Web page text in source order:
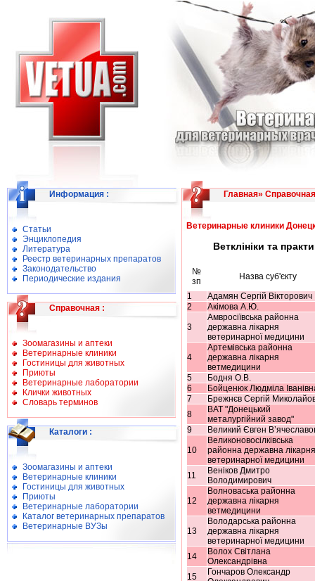
Информация :
Статьи
Энциклопедия
Литература
Реестр ветеринарных препаратов
Законодательство
Периодические издания
Справочная :
Зоомагазины и аптеки
Ветеринарные клиники
Гостиницы для животных
Приюты
Ветеринарные лаборатории
Клички животных
Словарь терминов
Каталоги :
Зоомагазины и аптеки
Ветеринарные клиники
Гостиницы для животных
Приюты
Ветеринарные лаборатории
Каталог ветеринарных препаратов
Ветеринарные ВУЗы
Главная» Справочная
Ветеринарные клиники
Ветклініки та
№
зп
Назва суб'єкту
1
Адамян Сергій Вікторович
2
Акімова А.Ю.
3
Амвросіївська районна
державна лікарня
ветеринарної медицини
4
Артемівська районна
державна лікарня
ветмедицини
5
Бодня О.В.
6
Бойценюк Людміла
7
Брежнєв Сергій
8
ВАТ "Донецький
металургійний завод"
9
Великий Євген
10
Великоновосілківська
районна державна лікарня
ветеринарної медицини
11
Веніков Дмитро
Володимирович
12
Волноваська районна
державна лікарня
ветмедицини
13
Володарська районна
державна лікарня
ветеринарної медицини
14
Волох Світлана
Олександрівна
15
Гончаров Олександр